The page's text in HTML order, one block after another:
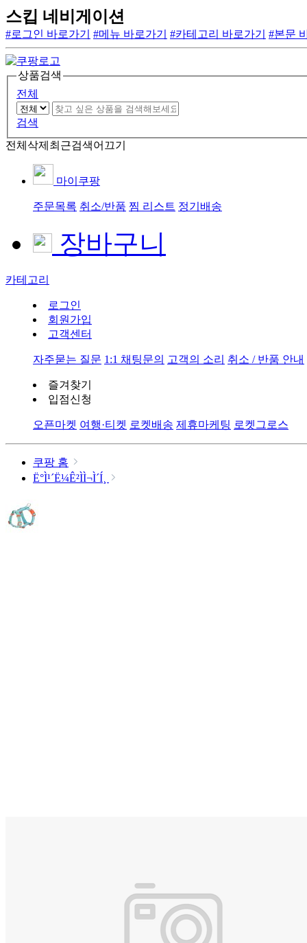
스킵 네비게이션
#로그인 바로가기 #메뉴 바로가기 #카테고리 바로가기 #본문
상품검색
전체
검색
전체삭제 최근검색어끄기
마이쿠팡
주문목록 취소/반품 찜 리스트 정기배송
장바구니
카테고리
로그인
회원가입
고객센터
자주묻는 질문 1:1 채팅문의 고객의 소리 취소 / 반품 안내
즐겨찾기
입점신청
오픈마켓 여행·티켓 로켓배송 제휴마케팅 로켓그로스
쿠팡 홈
Ë°Ì¹´Ë¼Ê²ÌÌ¬Ì´Í¸